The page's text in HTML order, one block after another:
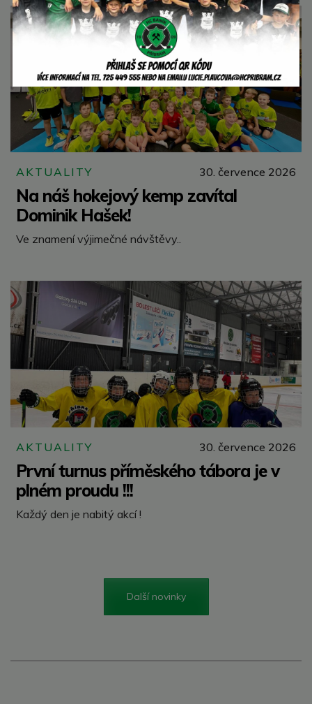
AKTUALITY 30. července 2026
Na náš hokejový kemp zavítal
Dominik Hašek!
Ve znamení výjimečné návštěvy..
AKTUALITY 30. července 2026
První turnus příměského tábora je v
plném proudu !!!
Každý den je nabitý akcí !
Další novinky